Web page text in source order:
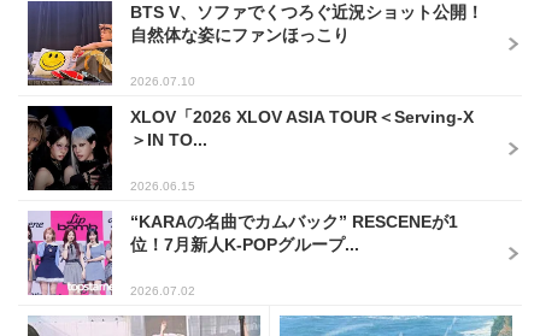
BTS V、ソファでくつろぐ近況ショット公開！
自然体な姿にファンほっこり
2026.07.10
XLOV「2026 XLOV ASIA TOUR＜Serving-X
＞IN TO...
2026.06.15
“KARAの名曲でカムバック” RESCENEが1
位！7月新人K-POPグループ...
2026.07.02